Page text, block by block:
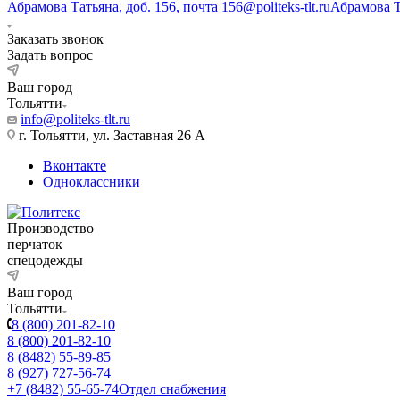
Абрамова Татьяна, доб. 156, почта 156@politeks-tlt.ruАбрамова
Заказать звонок
Задать вопрос
Ваш город
Тольятти
info@politeks-tlt.ru
г. Тольятти, ул. Заставная 26 А
Вконтакте
Одноклассники
Производство
перчаток
спецодежды
Ваш город
Тольятти
8 (800) 201-82-10
8 (800) 201-82-10
8 (8482) 55-89-85
8 (927) 727-56-74
+7 (8482) 55-65-74Отдел снабжения